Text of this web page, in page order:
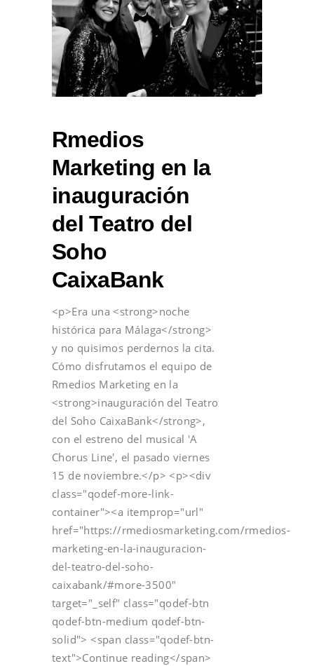
Rmedios
Marketing en la
inauguración
del Teatro del
Soho
CaixaBank
<p>Era una <strong>noche
histórica para Málaga</strong>
y no quisimos perdernos la cita.
Cómo disfrutamos el equipo de
Rmedios Marketing en la
<strong>inauguración del Teatro
del Soho CaixaBank</strong>,
con el estreno del musical 'A
Chorus Line', el pasado viernes
15 de noviembre.</p> <p><div
class="qodef-more-link-
container"><a itemprop="url"
href="https://rmediosmarketing.com/rmedios-
marketing-en-la-inauguracion-
del-teatro-del-soho-
caixabank/#more-3500"
target="_self" class="qodef-btn
qodef-btn-medium qodef-btn-
solid"> <span class="qodef-btn-
text">Continue reading</span>